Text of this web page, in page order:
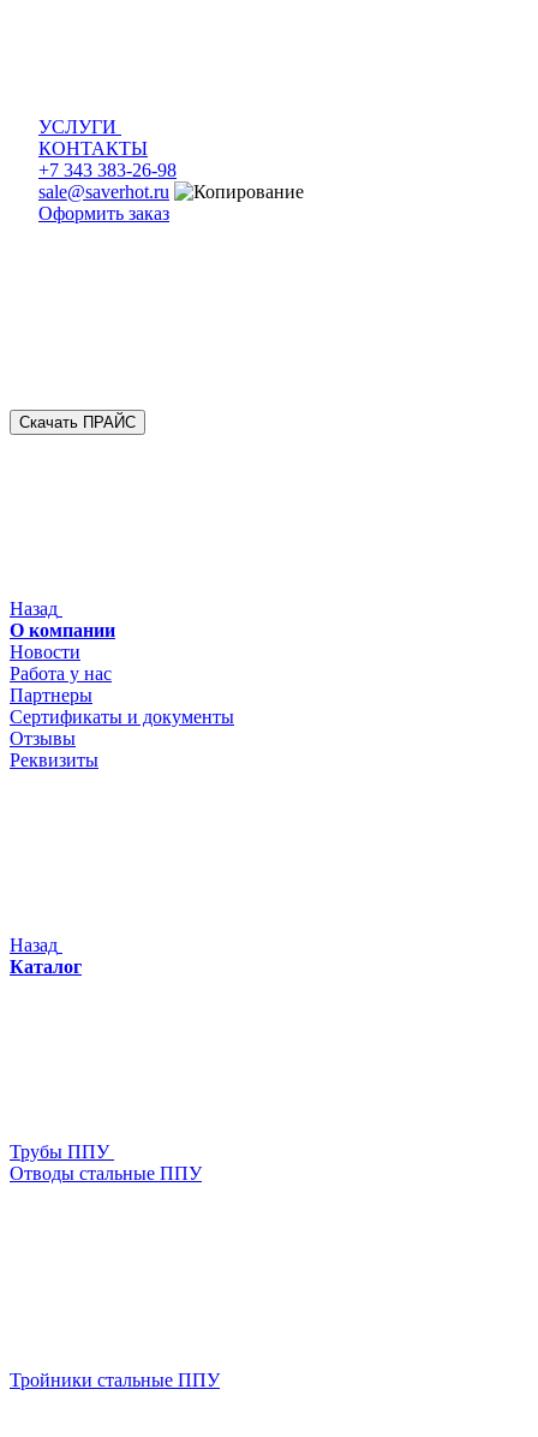
УСЛУГИ
КОНТАКТЫ
+7 343 383-26-98
sale@saverhot.ru
Оформить заказ
Скачать ПРАЙС
Назад
О компании
Новости
Работа у нас
Партнеры
Сертификаты и документы
Отзывы
Реквизиты
Назад
Каталог
Трубы ППУ
Отводы стальные ППУ
Тройники стальные ППУ